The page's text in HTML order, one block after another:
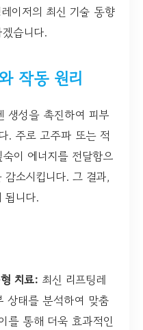
이저의 최신 기술 동향
습니다.
작동 원리
생성을 촉진하여 피부
. 주로 고주파 또는 적
이 에너지를 전달함으
소시킵니다. 그 결과,
됩니다.
치료: 최신 리프팅레
상태를 분석하여 맞춤
를 통해 더욱 효과적인